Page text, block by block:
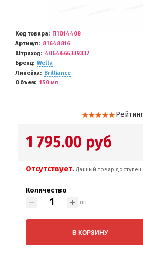
Код товара
П1014408
Артикул
81648816
Штриход
4064666339337
Бренд
Wella
Линейка
Brilliance
Объем
150 мл
Рейтинг
1 795.00 руб
Отсутствует. Данный товар доступен
Количество
шт
В КОРЗИНУ